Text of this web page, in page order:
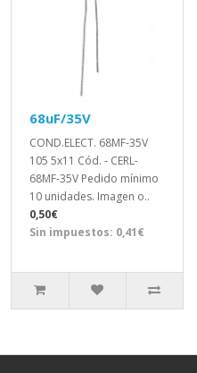
68uF/35V
COND.ELECT. 68MF-35V
105 5x11 Cód. - CERL-
68MF-35V Pedido mínimo
10 unidades. Imagen o..
0,50€
Sin impuestos: 0,41€